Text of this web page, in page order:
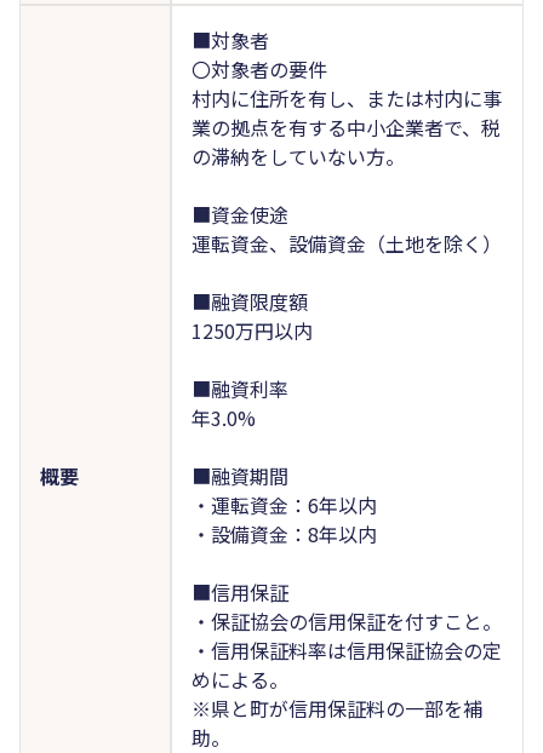
概要
■対象者
〇対象者の要件
村内に住所を有し、または村内に事
業の拠点を有する中小企業者で、税
の滞納をしていない方。
■資金使途
運転資金、設備資金（土地を除く）
■融資限度額
1250万円以内
■融資利率
年3.0%
■融資期間
・運転資金：6年以内
・設備資金：8年以内
■信用保証
・保証協会の信用保証を付すこと。
・信用保証料率は信用保証協会の定
めによる。
※県と町が信用保証料の一部を補
助。